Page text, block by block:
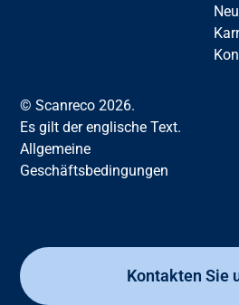
Kontakten Sie
© Scanreco 2026.
Es gilt der englische Text.
Allgemeine
Geschäftsbedingungen